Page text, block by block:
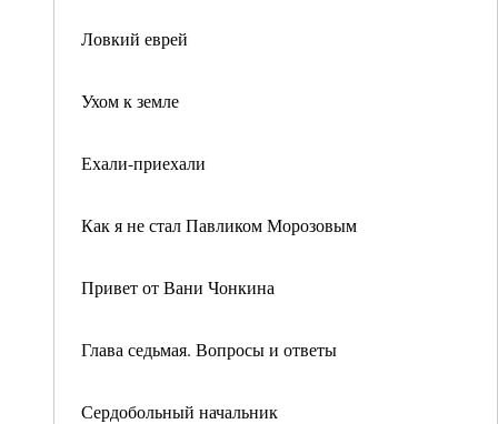
Ловкий еврей
Ухом к земле
Ехали-приехали
Как я не стал Павликом Морозовым
Привет от Вани Чонкина
Глава седьмая. Вопросы и ответы
Сердобольный начальник